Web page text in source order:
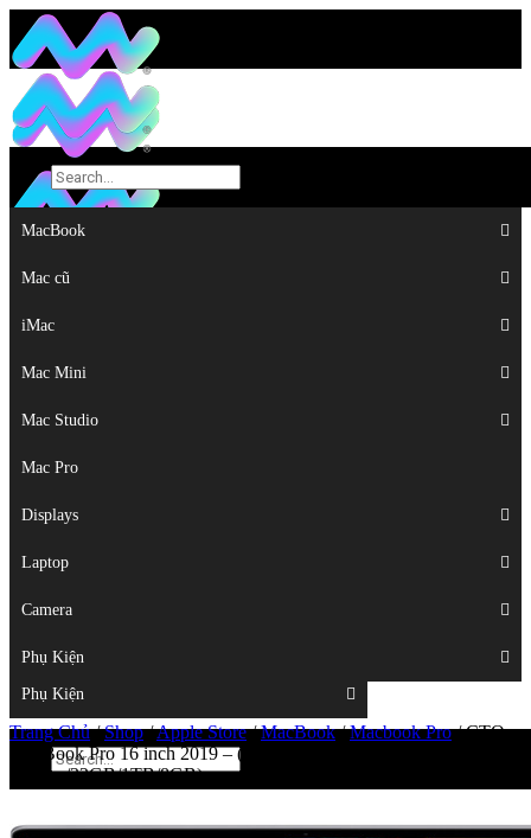
MacBook
Mac cũ
iMac
Mac Mini
Mac Studio
Mac Pro
Displays
Laptop
Camera
Phụ Kiện
MacBook
Mac cũ
iMac
Mac Mini
Mac Studio
Mac Pro
Displays
Laptop
Camera
Phụ Kiện
Top
Trang Chủ/Shop/Apple Store/MacBook/Macbook Pro/CTO –
MacBook Pro 16 inch 2019 – (Space Gray/i9
2.4Ghz/32GB/1TB/8GB)